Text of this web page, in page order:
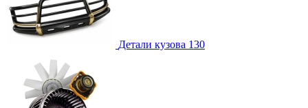
Детали кузова 130